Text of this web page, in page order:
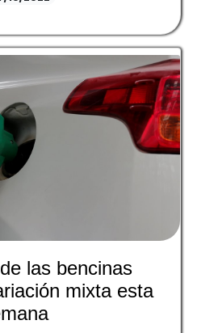
las bencinas
mixta esta